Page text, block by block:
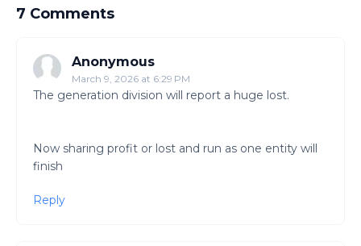
7 Comments
Anonymous
March 9, 2026 at 6:29 PM
The generation division will report a huge lost.
Now sharing profit or lost and run as one entity will
finish
Reply